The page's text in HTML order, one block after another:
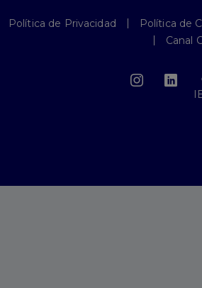
Política de Privacidad
Política de
Canal